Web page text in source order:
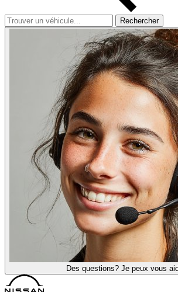
Rechercher
Des questions? Je peux vous